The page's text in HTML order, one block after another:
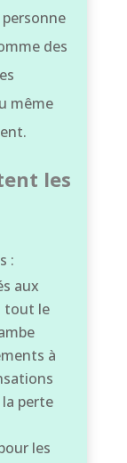
des
même
les
:
aux
tout le
à
perte
les